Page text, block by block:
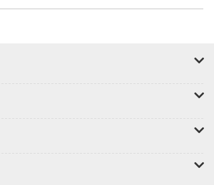
乎沒有一位花時間去考慮，都是當下
德這麼說，「我認識他比認識其他
臉部表情，都彷彿是在邀請我，共
響曲中最受歡迎的作品， 1895年馬